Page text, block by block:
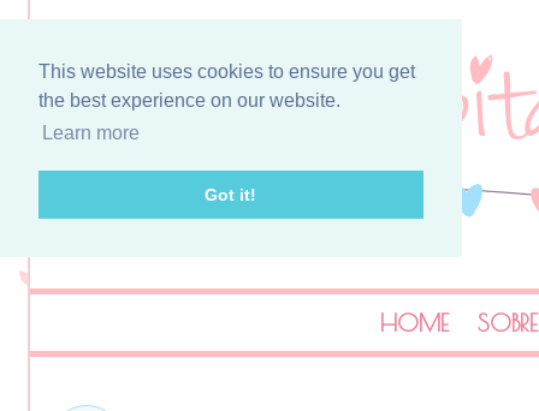
This website uses cookies to ensure you get
the best experience on our website.
Learn more
Got it!
HOME